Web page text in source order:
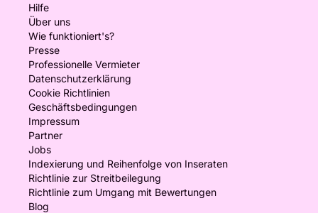
Hilfe
Über uns
Wie funktioniert's?
Presse
Professionelle Vermieter
Datenschutzerklärung
Cookie Richtlinien
Geschäftsbedingungen
Impressum
Partner
Jobs
Indexierung und Reihenfolge von Inseraten
Richtlinie zur Streitbeilegung
Richtlinie zum Umgang mit Bewertungen
Blog